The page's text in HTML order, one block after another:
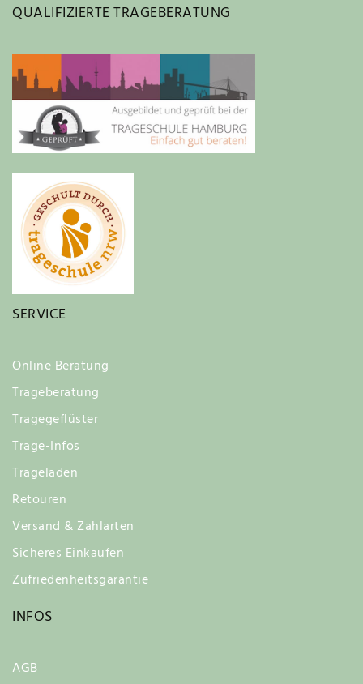
QUALIFIZIERTE TRAGEBERATUNG
SERVICE
Online Beratung
Trageberatung
Tragegeflüster
Trage-Infos
Trageladen
Retouren
Versand & Zahlarten
Sicheres Einkaufen
Zufriedenheitsgarantie
INFOS
AGB